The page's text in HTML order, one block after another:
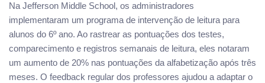
Na Jefferson Middle School, os administradores
implementaram um programa de intervenção de leitura para
alunos do 6º ano. Ao rastrear as pontuações dos testes,
comparecimento e registros semanais de leitura, eles notaram
um aumento de 20% nas pontuações da alfabetização após três
meses. O feedback regular dos professores ajudou a adaptar o